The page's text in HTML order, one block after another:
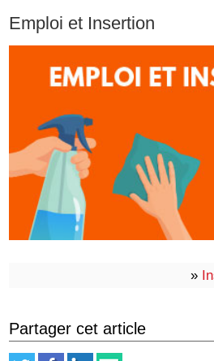
Emploi et Insertion
»
Partager cet article